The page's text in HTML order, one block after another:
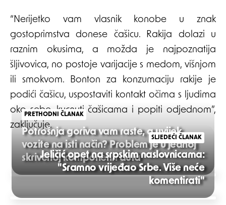
“Nerijetko vam vlasnik konobe u znak
gostoprimstva donese čašicu. Rakija dolazi u
raznim okusima, a možda je najpoznatija
šljivovica, no postoje varijacije s medom, višnjom
ili smokvom. Bonton za konzumaciju rakije je
podići čašicu, uspostaviti kontakt očima s ljudima
oko sebe, kucnuti čašicama i popiti odjednom”,
zaključuje.
Post
navigation
PRETHODNI ČLANAK
Potrošnja goriva vam raste, a uvijek
vozite na isti način? Problem je u jednoj
skrivenoj komponenti auta
SLJEDEĆI ČLANAK
Jeličić opet na srpskim naslovnicama:
"Sramno vrijeđao Srbe. Više neće
komentirati"